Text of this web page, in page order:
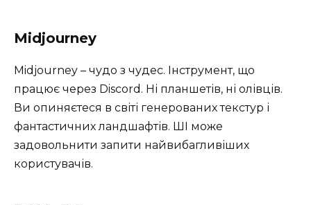
Midjourney
Midjourney – чудо з чудес. Інструмент, що
працює через Discord. Ні планшетів, ні олівців.
Ви опиняєтеся в світі генерованих текстур і
фантастичних ландшафтів. ШІ може
задовольнити запити найвибагливіших
користувачів.